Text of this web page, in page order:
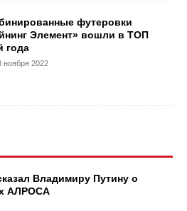
футеровки
Элемент» вошли в ТОП
года
ноября 2022
Владимиру Путину о
АЛРОСА